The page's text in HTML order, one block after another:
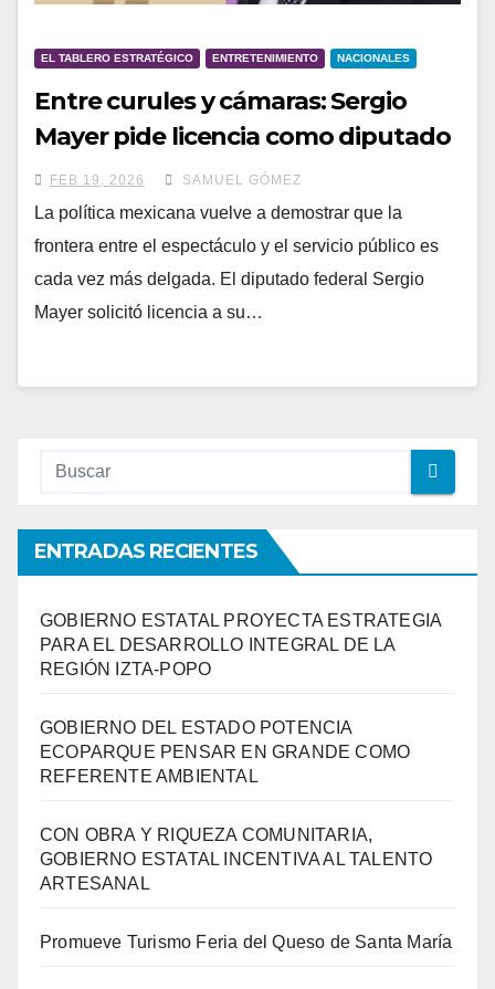
EL TABLERO ESTRATÉGICO ENTRETENIMIENTO NACIONALES
Entre curules y cámaras: Sergio
Mayer pide licencia como diputado
para entrar a un reality show en
Estados Unidos
FEB 19, 2026 SAMUEL GÓMEZ
La política mexicana vuelve a demostrar que la
frontera entre el espectáculo y el servicio público es
cada vez más delgada. El diputado federal Sergio
Mayer solicitó licencia a su…
ENTRADAS RECIENTES
GOBIERNO ESTATAL PROYECTA ESTRATEGIA
PARA EL DESARROLLO INTEGRAL DE LA
REGIÓN IZTA-POPO
GOBIERNO DEL ESTADO POTENCIA
ECOPARQUE PENSAR EN GRANDE COMO
REFERENTE AMBIENTAL
CON OBRA Y RIQUEZA COMUNITARIA,
GOBIERNO ESTATAL INCENTIVA AL TALENTO
ARTESANAL
Promueve Turismo Feria del Queso de Santa María